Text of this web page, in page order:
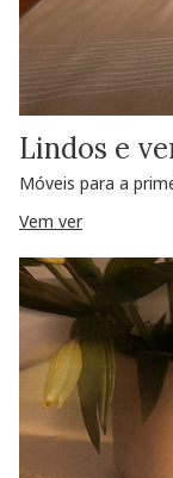
Lindos e
Móveis para a
Vem ver